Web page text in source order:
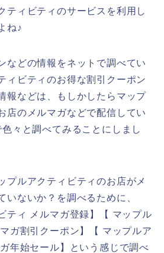
ティビティのサービスを利用し
ね♪
などの情報をネットで調べてい
ィビティのお得な割引クーポン
報などは、もしかしたらマップ
店のメルマガなどで配信してい
々と調べてみることにしまし
プルアクティビティのお店がメ
いないか？を調べるために、
ティ メルマガ登録】【 マップル
ガ割引クーポン】【 マップルア
年始セール】という感じで調べ